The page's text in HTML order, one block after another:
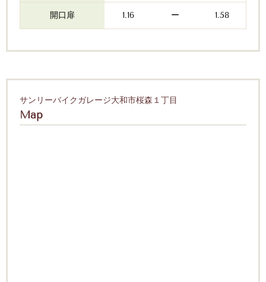
開口扉 1.16 ー 1.58
サンリーバイクガレージ大和市桜森１丁目
Map